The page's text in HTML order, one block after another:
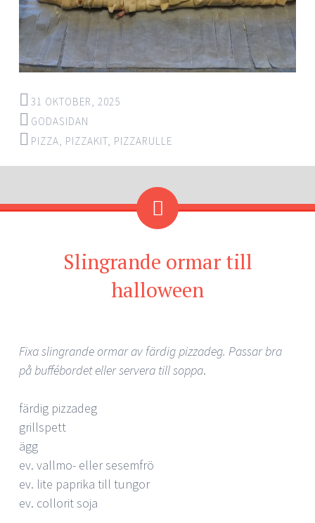
31 OKTOBER, 2025
GODASIDAN
PIZZA, PIZZAKIT, PIZZARULLE
Slingrande ormar till
halloween
Fixa slingrande ormar av färdig pizzadeg. Passar bra
på buffébordet eller servera till soppa.
färdig pizzadeg
grillspett
ägg
ev. vallmo- eller sesemfrö
ev. lite paprika till tungor
ev. collorit soja